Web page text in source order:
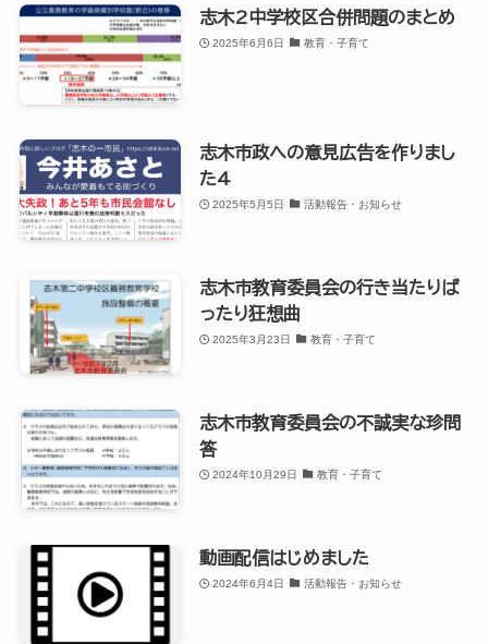
志木2中学校区合併問題のまとめ
2025年6月6日 教育・子育て
志木市政への意見広告を作りまし
た4
2025年5月5日 活動報告・お知らせ
志木市教育委員会の行き当たりば
ったり狂想曲
2025年3月23日 教育・子育て
志木市教育委員会の不誠実な珍問
答
2024年10月29日 教育・子育て
動画配信はじめました
2024年6月4日 活動報告・お知らせ